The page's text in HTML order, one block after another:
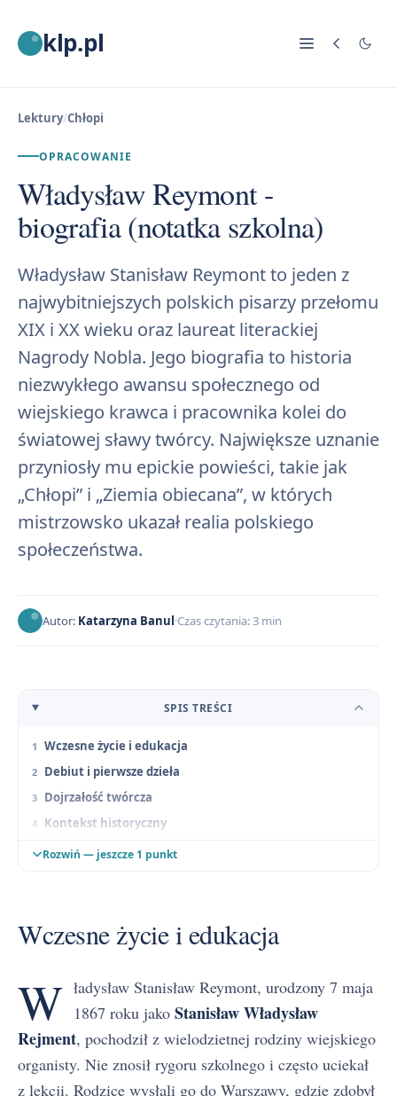
klp.pl
Lektury/Chłopi
OPRACOWANIE
Władysław Reymont -
biografia (notatka szkolna)
Władysław Stanisław Reymont to jeden z
najwybitniejszych polskich pisarzy przełomu
XIX i XX wieku oraz laureat literackiej
Nagrody Nobla. Jego biografia to historia
niezwykłego awansu społecznego od
wiejskiego krawca i pracownika kolei do
światowej sławy twórcy. Największe uznanie
przyniosły mu epickie powieści, takie jak
„Chłopi” i „Ziemia obiecana”, w których
mistrzowsko ukazał realia polskiego
społeczeństwa.
Autor: Katarzyna Banul Czas czytania: 3 min
SPIS TREŚCI
Wczesne życie i edukacja
Debiut i pierwsze dzieła
Dojrzałość twórcza
Kontekst historyczny
Spuścizna i znaczenie
Rozwiń — jeszcze 1 punkt
Wczesne życie i edukacja
W ładysław Stanisław Reymont, urodzony 7 maja
1867 roku jako Stanisław Władysław
Rejment, pochodził z wielodzietnej rodziny wiejskiego
organisty. Nie znosił rygoru szkolnego i często uciekał
z lekcji. Rodzice wysłali go do Warszawy, gdzie zdobył